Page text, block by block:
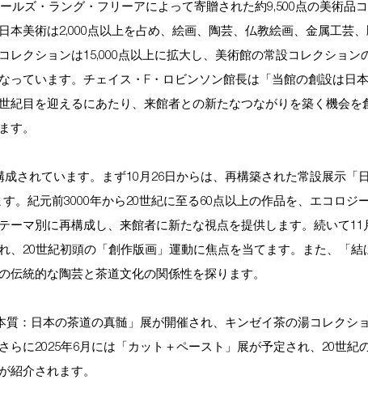
ルズ・ラング・フリーアによって寄贈された約9,500点の美術品
本美術は2,000点以上を占め、絵画、陶芸、仏教絵画、金属工芸
レクションは15,000点以上に拡大し、美術館の常設コレクション
っています。チェイス・F・ロビンソン館長は「当館の創設は日
紀目を迎えるにあたり、来館者との新たなつながりを築く機会を
す。
されています。まず10月26日からは、再構築された常設展示「
。紀元前3000年から20世紀に至る60点以上の作品を、エコロジ
ーマ別に再構成し、来館者に新たな視点を提供します。続いて11
、20世紀初頭の「創作版画」運動に焦点を当てます。また、「結
伝統的な陶芸と茶道文化の関係性を探ります。
質：日本の茶道の真髄」展が開催され、キンゼイ茶の湯コレクシ
らに2025年6月には「カット＋ペースト」展が予定され、20世紀
紹介されます。